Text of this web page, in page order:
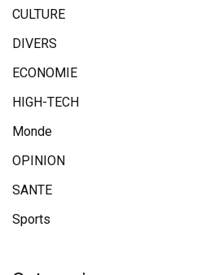
CULTURE
DIVERS
ECONOMIE
HIGH-TECH
Monde
OPINION
SANTE
Sports